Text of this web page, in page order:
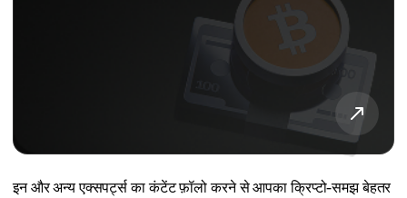
इन और अन्य एक्सपर्ट्स का कंटेंट फ़ॉलो करने से आपका क्रिप्टो-समझ बेहतर